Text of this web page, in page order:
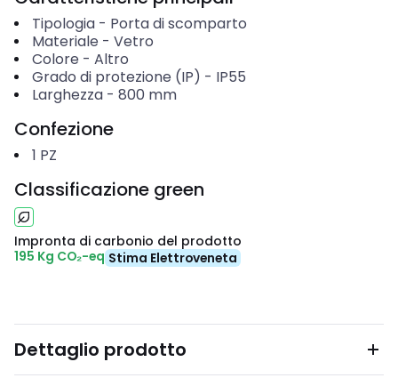
Tipologia- Porta di scomparto
Materiale - Vetro
Colore - Altro
Grado di protezione (IP) - IP55
Larghezza- 800 mm
Confezione
1 PZ
Classificazione green
Impronta di carbonio del prodotto
195 Kg CO₂-eq Stima Elettroveneta
Dettaglio prodotto